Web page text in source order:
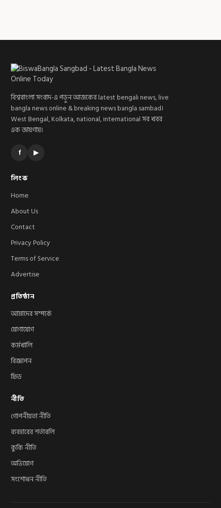
বিশ্ববাংলা সংবাদ-এ পড়ুন আজকের latest bengali news, live
bangla news online & breaking news bangla sambad।
West Bengal, Kolkata, national, international সব খবর
এক জায়গায়।
f ▶
লিংক
Home
About Us
Contact
Privacy Policy
Terms of Service
Advertise
প্রতিষ্ঠান
আমাদের সম্পর্কে
যোগাযোগ
কর্মখালি
বিজ্ঞাপন
ফিড
নীতি
গোপনীয়তা নীতি
ব্যবহারের শর্তাবলি
কুকি নীতি
অভিযোগ
সংশোধন নীতি